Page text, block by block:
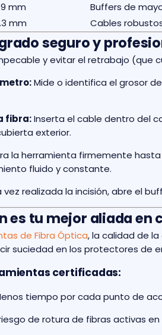
mm
Buffers de
mm Cables
seguro y
y evitar el retrabajo
Mide o identifica el grosor
fibra:Inserta el cable dentro del
exterior.
la herramienta firmemente hasta
fluido y constante.
vez realizada la incisión, abre el
es tu mejor aliada en
de Fibra Óptica, la calidad de
suciedad en los protectores de
certificadas:
tiempo por cada punto de
de rotura de fibras activas